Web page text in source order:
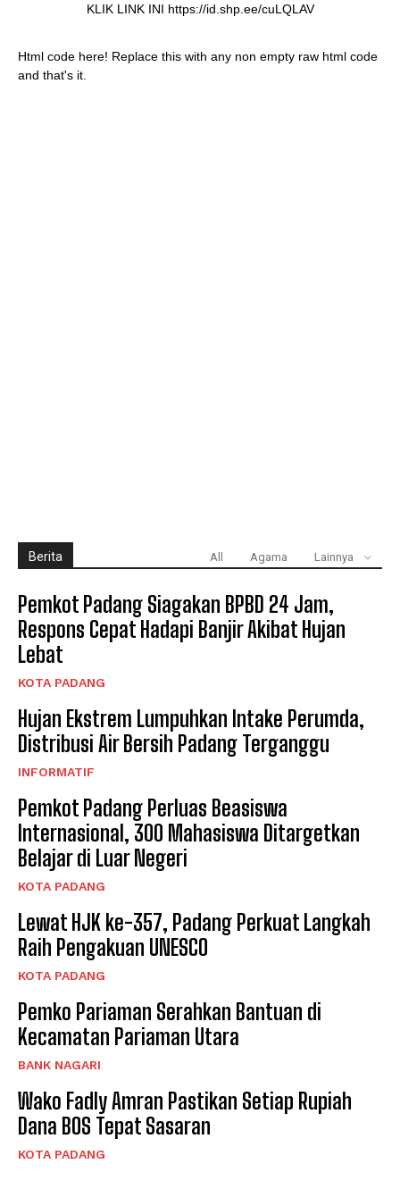
KLIK LINK INI https://id.shp.ee/cuLQLAV
Html code here! Replace this with any non empty raw html code
and that's it.
Berita All Agama Lainnya
Pemkot Padang Siagakan BPBD 24 Jam,
Respons Cepat Hadapi Banjir Akibat Hujan
Lebat
KOTA PADANG
Hujan Ekstrem Lumpuhkan Intake Perumda,
Distribusi Air Bersih Padang Terganggu
INFORMATIF
Pemkot Padang Perluas Beasiswa
Internasional, 300 Mahasiswa Ditargetkan
Belajar di Luar Negeri
KOTA PADANG
Lewat HJK ke-357, Padang Perkuat Langkah
Raih Pengakuan UNESCO
KOTA PADANG
Pemko Pariaman Serahkan Bantuan di
Kecamatan Pariaman Utara
BANK NAGARI
Wako Fadly Amran Pastikan Setiap Rupiah
Dana BOS Tepat Sasaran
KOTA PADANG